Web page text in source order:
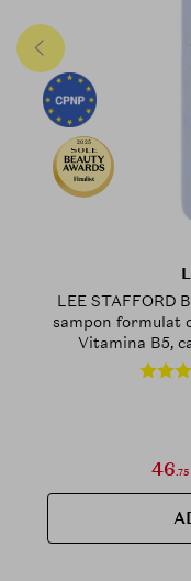
2025
Finalist
LEE STAFFORD
sampon formulat
Vitamina B5,
nuantelor de
stralucirii
46.75